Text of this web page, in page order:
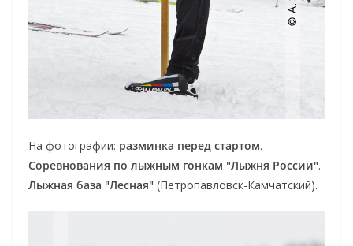
На фотографии: разминка перед стартом.
Соревнования по лыжным гонкам "Лыжня России".
Лыжная база "Лесная" (Петропавловск-Камчатский).